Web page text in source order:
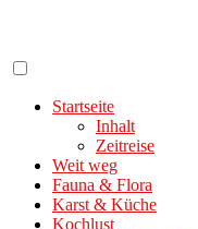
springen
Startseite
Inhalt
Zeitreise
Weit weg
Fauna & Flora
Karst & Küche
Kochlust